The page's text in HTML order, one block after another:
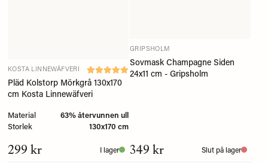
KOSTA LINNEWÄFVERI
Pläd Kolstorp Mörkgrå 130x170
cm Kosta Linnewäfveri
Material
63% återvunnen ull
Storlek
130x170 cm
299 kr I lager
GRIPSHOLM
Sovmask Champagne Siden
24x11 cm - Gripsholm
349 kr Slut på lager